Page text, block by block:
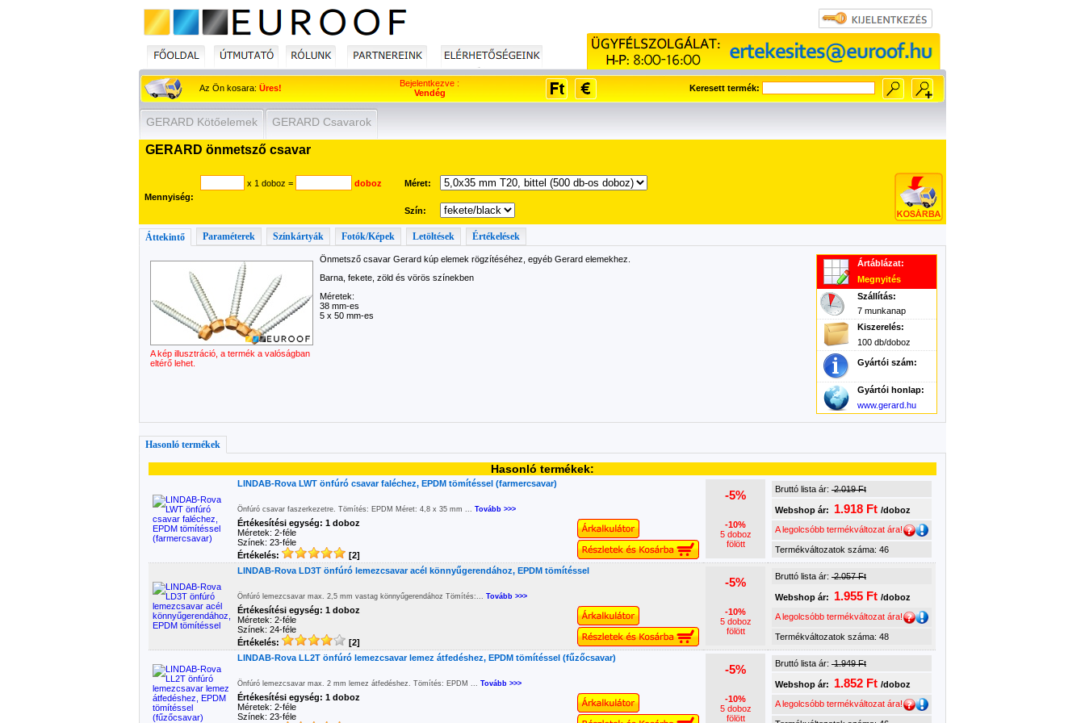
Az Ön kosara: Üres!
Bejelentkezve :
Vendég
Keresett termék:
GERARD Kötőelemek GERARD Csavarok
GERARD önmetsző csavar
Mennyiség:
x 1 doboz = doboz Méret:
Szín:
Áttekintő Paraméterek Színkártyák Fotók/Képek Letöltések Értékelések
A kép illusztráció, a termék a valóságban
eltérő lehet.
Önmetsző csavar Gerard kúp elemek rögzítéséhez, egyéb Gerard elemekhez.
Barna, fekete, zöld és vörös színekben
Méretek:
38 mm-es
5 x 50 mm-es
Ártáblázat:
Megnyités
Szállítás:
7 munkanap
Kiszerelés:
100 db/doboz
Gyártói szám:
Gyártói honlap:
www.gerard.hu
Hasonló termékek
Hasonló termékek:
LINDAB-Rova LWT önfúró csavar faléchez, EPDM tömítéssel (farmercsavar)
Önfúró csavar faszerkezetre. Tömítés: EPDM Méret: 4,8 x 35 mm ... Tovább >>>
-5%
-10%
5 doboz
fölött
Bruttó lista ár: 2.019 Ft
Webshop ár: 1.918 Ft /doboz
A legolcsóbb termékváltozat ára!
Termékváltozatok száma: 46
Értékesítési egység: 1 doboz
Méretek: 2-féle
Színek: 23-féle
Értékelés:
[2]
LINDAB-Rova LD3T önfúró lemezcsavar acél könnyűgerendához, EPDM tömítéssel
Önfúró lemezcsavar max. 2,5 mm vastag könnyűgerendához Tömítés:... Tovább >>>
-5%
-10%
5 doboz
fölött
Bruttó lista ár: 2.057 Ft
Webshop ár: 1.955 Ft /doboz
A legolcsóbb termékváltozat ára!
Termékváltozatok száma: 48
Értékesítési egység: 1 doboz
Méretek: 2-féle
Színek: 24-féle
Értékelés:
[2]
LINDAB-Rova LL2T önfúró lemezcsavar lemez átfedéshez, EPDM tömítéssel (fűzőcsavar)
Önfúró lemezcsavar max. 2 mm lemez átfedéshez. Tömítés: EPDM ... Tovább >>>
-5%
-10%
5 doboz
fölött
Bruttó lista ár: 1.949 Ft
Webshop ár: 1.852 Ft /doboz
A legolcsóbb termékváltozat ára!
Értékesítési egység: 1 doboz
Méretek: 2-féle
Színek: 23-féle